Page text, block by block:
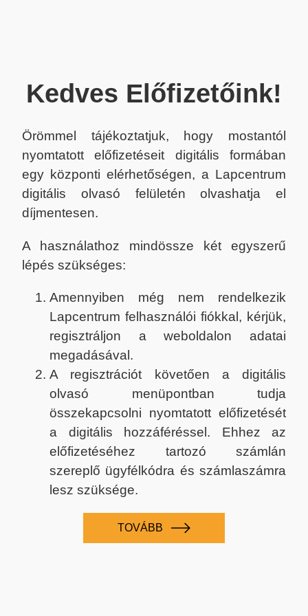
Kedves Előfizetőink!
Örömmel tájékoztatjuk, hogy mostantól
nyomtatott előfizetéseit digitális formában
egy központi elérhetőségen, a Lapcentrum
digitális olvasó felületén olvashatja el
díjmentesen.
A használathoz mindössze két egyszerű
lépés szükséges:
Amennyiben még nem rendelkezik
Lapcentrum felhasználói fiókkal, kérjük,
regisztráljon a weboldalon adatai
megadásával.
A regisztrációt követően a digitális
olvasó menüpontban tudja
összekapcsolni nyomtatott előfizetését
a digitális hozzáféréssel. Ehhez az
előfizetéséhez tartozó számlán
szereplő ügyfélkódra és számlaszámra
lesz szüksége.
TOVÁBB